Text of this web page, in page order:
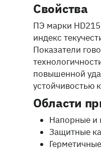
Свойства
ПЭ марки
индекс
Показатели
повышенной
устойчивостью
Области
Напорные и
Защитные